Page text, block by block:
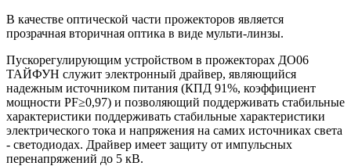
В качестве оптической части прожекторов является
прозрачная вторичная оптика в виде мульти-линзы.
Пускорегулирующим устройством в прожекторах ДО06
ТАЙФУН служит электронный драйвер, являющийся
надежным источником питания (КПД 91%, коэффициент
мощности PF≥0,97) и позволяющий поддерживать стабильные
характеристики поддерживать стабильные характеристики
электрического тока и напряжения на самих источниках света
- светодиодах. Драйвер имеет защиту от импульсных
перенапряжений до 5 кВ.